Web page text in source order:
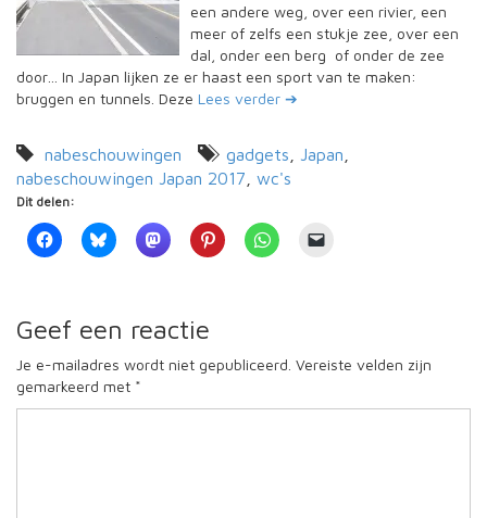
een andere weg, over een rivier, een
meer of zelfs een stukje zee, over een
dal, onder een berg of onder de zee
door… In Japan lijken ze er haast een sport van te maken:
bruggen en tunnels. Deze Lees verder ➔
nabeschouwingen gadgets Japan
nabeschouwingen Japan 2017
wc's
Dit delen:
Geef een reactie
Je e-mailadres wordt niet gepubliceerd. Vereiste velden zijn
gemarkeerd met *